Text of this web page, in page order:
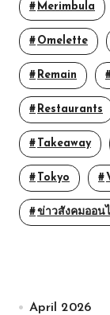
Merimbula
Omelette
Remain
Restaurants
Takeaway
Tokyo
ข่าวสังคมออน
April 2026